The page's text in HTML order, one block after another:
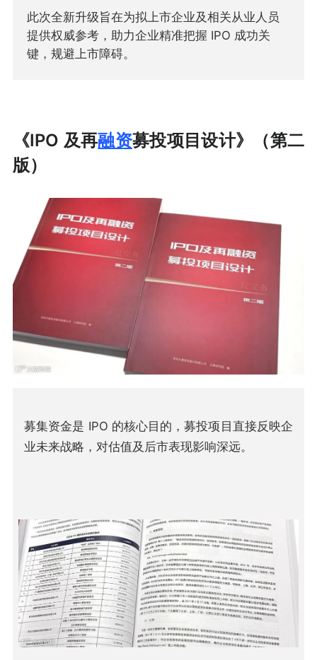
此次全新升级旨在为拟上市企业及相关从业人员
提供权威参考，助力企业精准把握 IPO 成功关
键，规避上市障碍。
《IPO 及再融资募投项目设计》（第二
版）
募集资金是 IPO 的核心目的，募投项目直接反映企
业未来战略，对估值及后市表现影响深远。